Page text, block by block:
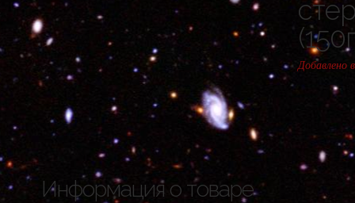
Добавлено в
Информация о товаре